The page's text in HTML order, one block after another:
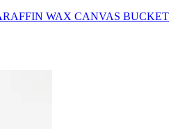
WAX CANVAS BUCKET